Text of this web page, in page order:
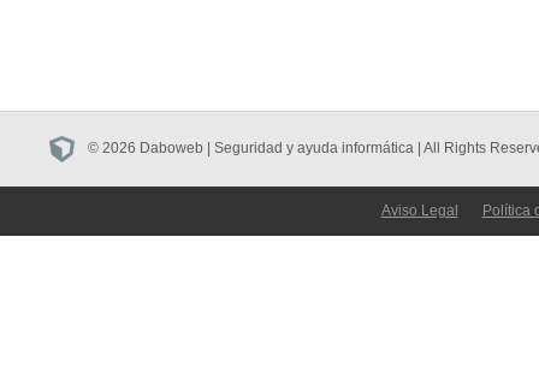
© 2026 Daboweb | Seguridad y ayuda informática | All Rights
Aviso Legal Política